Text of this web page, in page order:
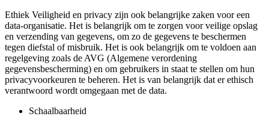
Ethiek Veiligheid en privacy zijn ook belangrijke zaken voor een
data-organisatie. Het is belangrijk om te zorgen voor veilige opslag
en verzending van gegevens, om zo de gegevens te beschermen
tegen diefstal of misbruik. Het is ook belangrijk om te voldoen aan
regelgeving zoals de AVG (Algemene verordening
gegevensbescherming) en om gebruikers in staat te stellen om hun
privacyvoorkeuren te beheren. Het is van belangrijk dat er ethisch
verantwoord wordt omgegaan met de data.
Schaalbaarheid